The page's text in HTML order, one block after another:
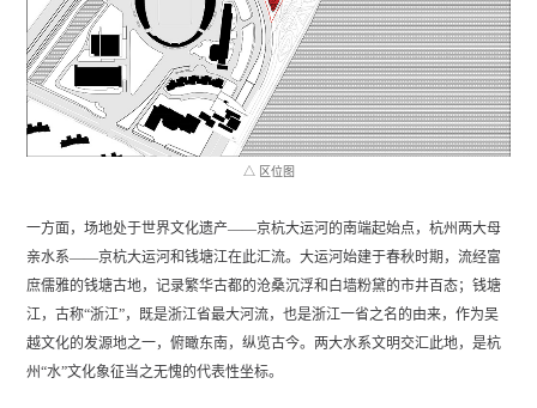
△ 区位图
一方面，场地处于世界文化遗产——京杭大运河的南端起始点，杭州两大母
亲水系——京杭大运河和钱塘江在此汇流。大运河始建于春秋时期，流经富
庶儒雅的钱塘古地，记录繁华古都的沧桑沉浮和白墙粉黛的市井百态；钱塘
江，古称“浙江”，既是浙江省最大河流，也是浙江一省之名的由来，作为吴
越文化的发源地之一，俯瞰东南，纵览古今。两大水系文明交汇此地，是杭
州“水”文化象征当之无愧的代表性坐标。